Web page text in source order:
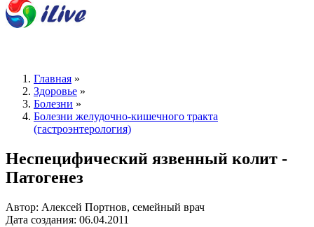
Главная »
Здоровье »
Болезни »
Болезни желудочно-кишечного тракта
(гастроэнтерология)
Неспецифический язвенный колит -
Патогенез
Автор: Алексей Портнов, семейный врач
Дата создания: 06.04.2011